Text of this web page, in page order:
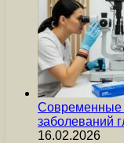
Современные
заболеваний
16.02.2026